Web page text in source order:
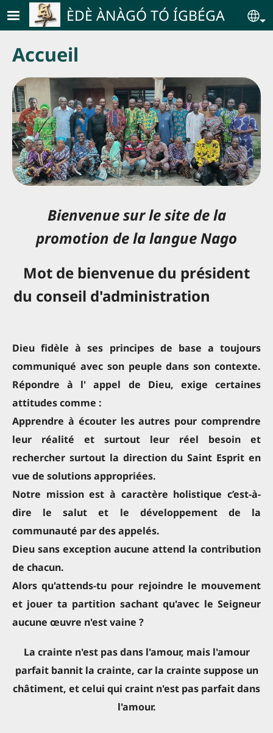
Skip to main contentÈDÈ ÀNÀGÓ TÓ ÍGBÉGA
Accueil
Bienvenue sur le site de la
promotion de la langue Nago
Mot de bienvenue du président
du conseil d'administration
Dieu fidèle à ses principes de base a toujours
communiqué avec son peuple dans son contexte.
Répondre à l' appel de Dieu, exige certaines
attitudes comme :
Apprendre à écouter les autres pour comprendre
leur réalité et surtout leur réel besoin et
rechercher surtout la direction du Saint Esprit en
vue de solutions appropriées.
Notre mission est à caractère holistique c’est-à-
dire le salut et le développement de la
communauté par des appelés.
Dieu sans exception aucune attend la contribution
de chacun.
Alors qu'attends-tu pour rejoindre le mouvement
et jouer ta partition sachant qu'avec le Seigneur
aucune œuvre n'est vaine ?
La crainte n'est pas dans l'amour, mais l'amour
parfait bannit la crainte, car la crainte suppose un
châtiment, et celui qui craint n'est pas parfait dans
l'amour.